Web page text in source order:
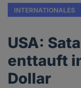
INTERNATIONALES
USA:
enttauft
Dollar